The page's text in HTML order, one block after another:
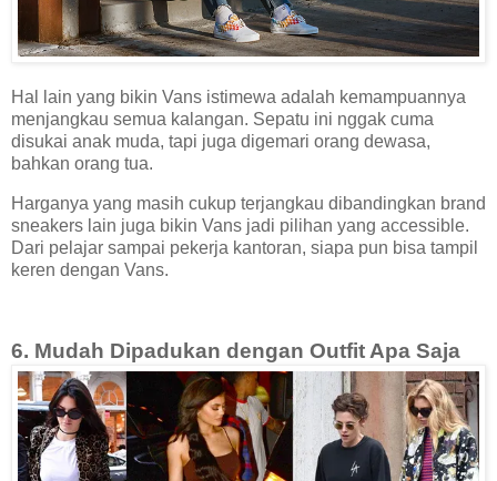
Hal lain yang bikin Vans istimewa adalah kemampuannya
menjangkau semua kalangan. Sepatu ini nggak cuma
disukai anak muda, tapi juga digemari orang dewasa,
bahkan orang tua.
Harganya yang masih cukup terjangkau dibandingkan brand
sneakers lain juga bikin Vans jadi pilihan yang accessible.
Dari pelajar sampai pekerja kantoran, siapa pun bisa tampil
keren dengan Vans.
6. Mudah Dipadukan dengan Outfit Apa Saja